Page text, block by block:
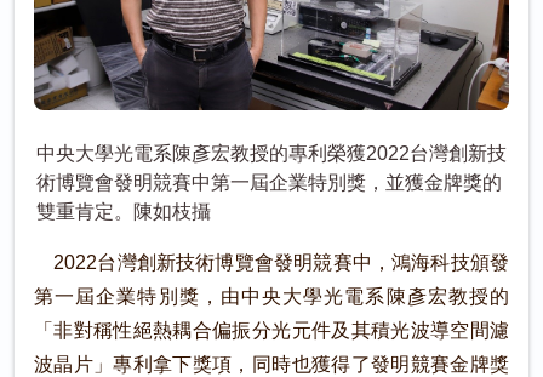
中央大學光電系陳彥宏教授的專利榮獲2022台灣創新技
術博覽會發明競賽中第一屆企業特別獎，並獲金牌獎的
雙重肯定。陳如枝攝
2022台灣創新技術博覽會發明競賽中，鴻海科技頒發
第一屆企業特別獎，由中央大學光電系陳彥宏教授的
「非對稱性絕熱耦合偏振分光元件及其積光波導空間濾
波晶片」專利拿下獎項，同時也獲得了發明競賽金牌獎